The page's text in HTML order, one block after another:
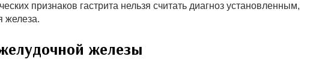
признаков гастрита нельзя считать диагноз установленным,
железа.
железы